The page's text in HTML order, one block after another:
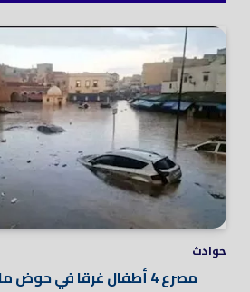
حوادث
مصرع 4 أطفال غرقا في حوض مائي شرقي الجزائر